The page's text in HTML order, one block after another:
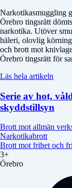
Narkotikasmuggling
Örebro tingsrätt
narkotika. Utöver
häleri, olovlig
och brott mot
Örebro tingsrätt för
Läs hela artikeln
Serie av hot,
skyddstillsyn
Brott mot allmän
Narkotikabrott
Brott mot frihet och
3+
Örebro